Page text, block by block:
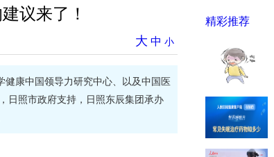
议来了！
大 中 小
健康中国领导力研究中心、以及中国医
日照市政府支持，日照东辰集团承办
精彩推荐